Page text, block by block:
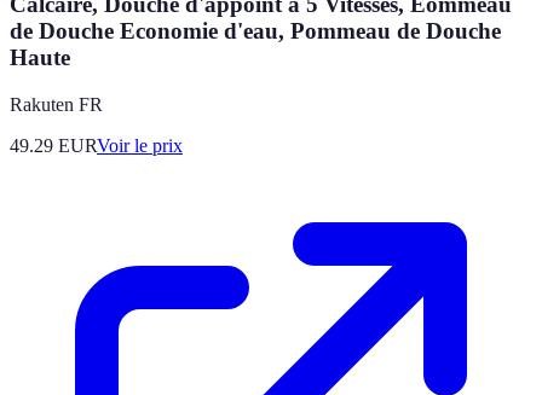
de Douche Economie d'eau, Pommeau de Douche
Haute
Rakuten FR
49.29 EURVoir le prix